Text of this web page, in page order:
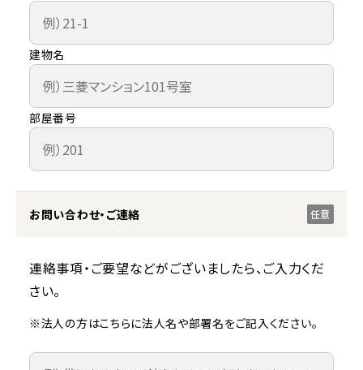
建物名
部屋番号
お問い合わせ・ご連絡 任意
連絡事項・ご要望などがございましたら、ご入力くだ
さい。
※法人の方はこちらに法人名や部署名をご記入ください。